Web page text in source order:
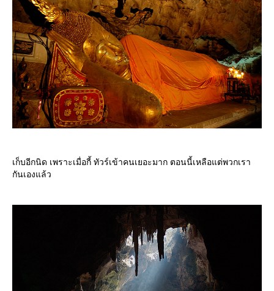
เก็บอีกนิด เพราะเมื่อกี้ ทัวร์เข้าคนเยอะมาก ตอนนี้เหลือแต่พวกเรา
กันเองแล้ว